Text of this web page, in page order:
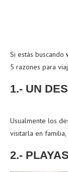
Si estás buscando
5 razones para
1.- UN
Usualmente los
visitarla en
2.-